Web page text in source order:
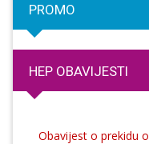
PROMO
HEP OBAVIJESTI
Obavijest o prekidu